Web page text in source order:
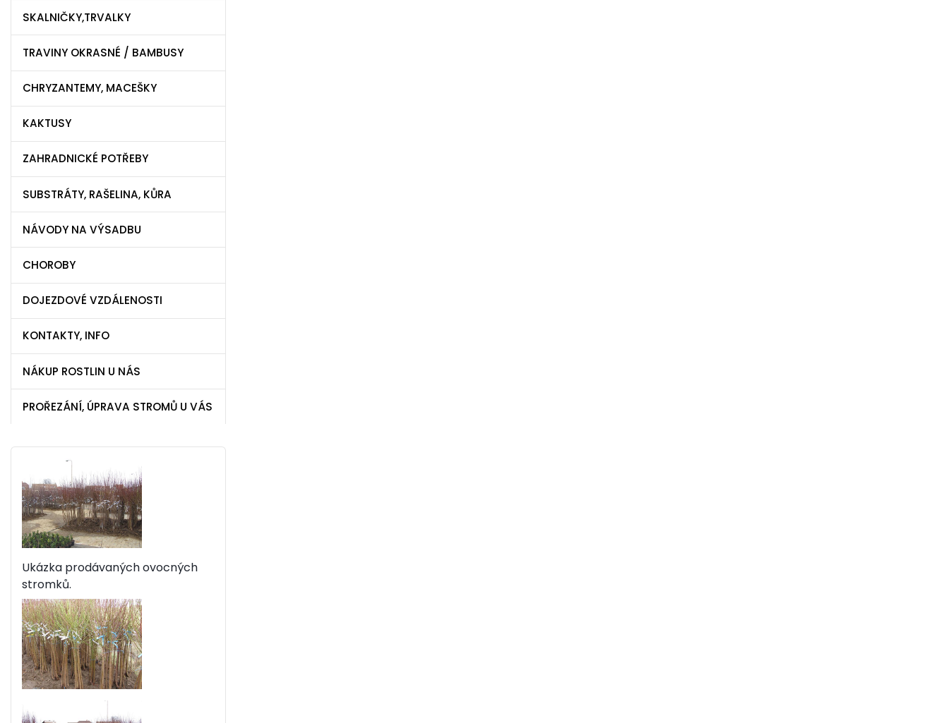
SKALNIČKY,TRVALKY
TRAVINY OKRASNÉ / BAMBUSY
CHRYZANTEMY, MACEŠKY
KAKTUSY
ZAHRADNICKÉ POTŘEBY
SUBSTRÁTY, RAŠELINA, KŮRA
NÁVODY NA VÝSADBU
CHOROBY
DOJEZDOVÉ VZDÁLENOSTI
KONTAKTY, INFO
NÁKUP ROSTLIN U NÁS
PROŘEZÁNÍ, ÚPRAVA STROMŮ U VÁS
Ukázka prodávaných ovocných
stromků.